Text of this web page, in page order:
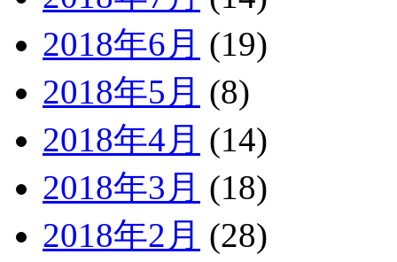
2018年6月 (19)
2018年5月 (8)
2018年4月 (14)
2018年3月 (18)
2018年2月 (28)